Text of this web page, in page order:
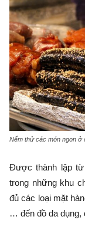
Nếm thử các món ngon ở
Được thành lập từ
trong những khu
đủ các loại mặt
… đến đồ da dụng,